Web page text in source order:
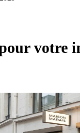
votre